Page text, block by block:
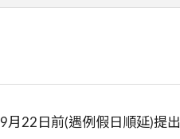
9月22日前(遇例假日順延)提